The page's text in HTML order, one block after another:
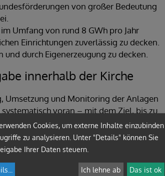
von großer Bedeutung
Umfang von rund 8 GWh pro Jahr
Einrichtungen zuverlässig zu decken.
durch Eigenerzeugung zu decken.
innerhalb der Kirche
Umsetzung und Monitoring der Anlagen
voran – mit dem Ziel, bis zu
Parallel dazu werden die Anlagen in
Energie gemeinschaftlich
Aufgabe innerhalb der Kirche
und kann auch durch eine gezielte
wodurch Gläubige unmittelbar zur
Cookies, um externe Inhalte einzubinden
zu analysieren. Unter "Details" können Sie
Ihrer Daten steuern.
Ich lehne ab Das ist ok